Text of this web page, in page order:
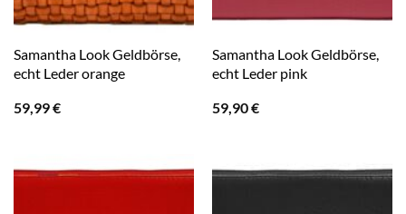
Samantha Look Geldbörse,
echt Leder orange
59,99€
Samantha Look Geldbörse,
echt Leder pink
59,90€